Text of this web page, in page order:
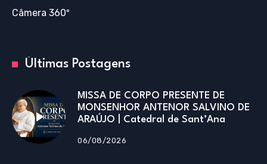
Câmera 360º
Últimas Postagens
MISSA DE CORPO PRESENTE DE
MONSENHOR ANTENOR SALVINO DE
ARAÚJO | Catedral de Sant’Ana
06/08/2026